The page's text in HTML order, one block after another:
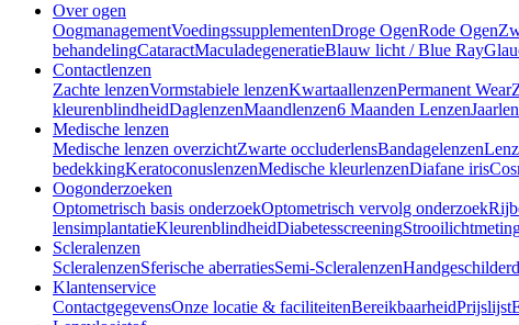
Over ogen
OogmanagementVoedingssupplementenDroge OgenRode Ogen
behandelingCataractMaculadegeneratieBlauw licht / Blue Ray
Contactlenzen
Zachte lenzenVormstabiele lenzenKwartaallenzenPermanent Wear
kleurenblindheidDaglenzenMaandlenzen6 Maanden Lenzen
Medische lenzen
Medische lenzen overzichtZwarte occluderlensBandagelenzen
bedekkingKeratoconuslenzenMedische kleurlenzenDiafane iris
Oogonderzoeken
Optometrisch basis onderzoekOptometrisch vervolg onderzoek
lensimplantatieKleurenblindheidDiabetesscreening
Scleralenzen
ScleralenzenSferische aberratiesSemi-Scleralenzen
Klantenservice
ContactgegevensOnze locatie & faciliteitenBereikbaarheidPrijslijst